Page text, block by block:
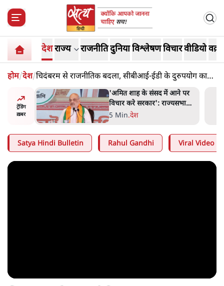
देशराज्य राजनीतिदुनियाविश्लेषणविचारवीडियो
होम/देश/चिदंबरम से राजनीतिक बदला, सीबीआई-ईडी के दुरुपयोग का
आरोप क्यों?
ट्रेंडिंग
ख़बर
का
हैं'
'अमित शाह के संसद में आने पर
विचार करे सरकार': राज्यसभा
सभापति ने केंद्र से कहा
5 Min.देश
Satya Hindi Bulletin Rahul Gandhi Viral Video